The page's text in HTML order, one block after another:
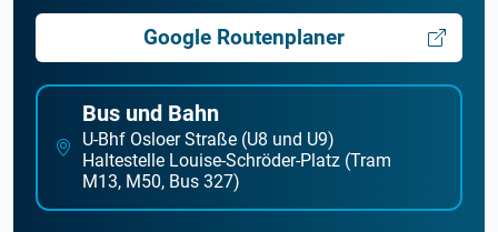
Google Routenplaner
Bus und Bahn
U-Bhf Osloer Straße (U8 und U9)
Haltestelle Louise-Schröder-Platz (Tram
M13, M50, Bus 327)